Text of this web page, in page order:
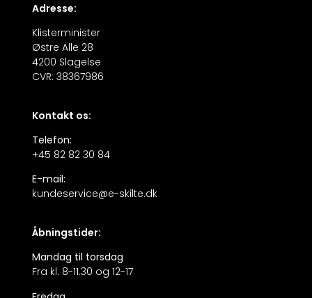
Adresse:
Klisterminister
Østre Alle 28
4200 Slagelse
CVR: 38367986
Kontakt os:
Telefon:
+45 82 82 30 84
E-mail:
kundeservice@e-skilte.dk
Åbningstider:
Mandag til torsdag
Fra kl. 8-11.30 og 12-17